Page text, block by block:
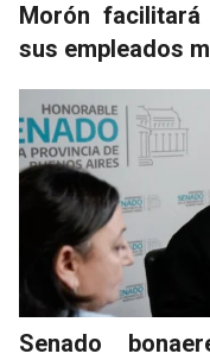
Morón
sus empleados
Senado